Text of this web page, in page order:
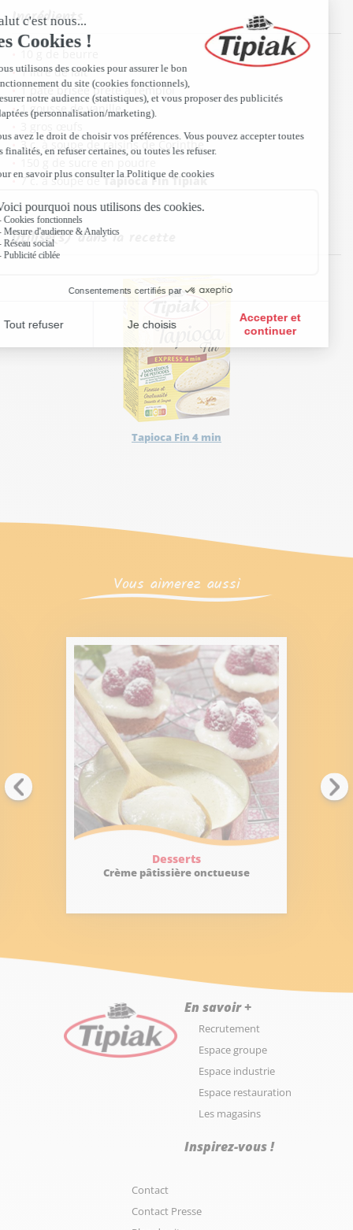
Ingrédients
1 litre de lait
1 pâte brisée prête à l’emploi
1 gousse de vanille
3 c. à soupe de raisins de Corinthe
7 c. à soupe deTapioca Fin Tipiak
Utilisé(s) dans la recette
Tapioca Fin 4 min
Vous aimerez aussi
Crème pâtissière onctueuse
En savoir +
Recrutement
Espace groupe
Espace industrie
Espace restauration
Les magasins
Inspirez-vous !
Contact
Contact Presse